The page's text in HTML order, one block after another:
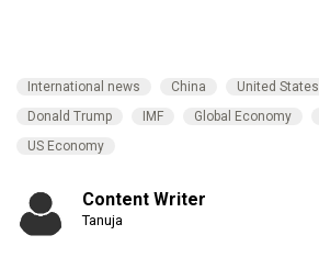
International news China United States
Donald Trump
IMF Global Economy
US Economy
Content Writer
Tanuja